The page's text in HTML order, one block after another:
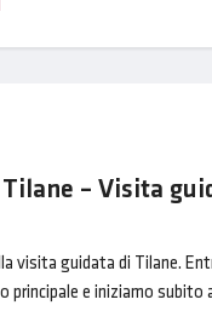
– Visita
visita guidata di Tilane.
principale e iniziamo subito